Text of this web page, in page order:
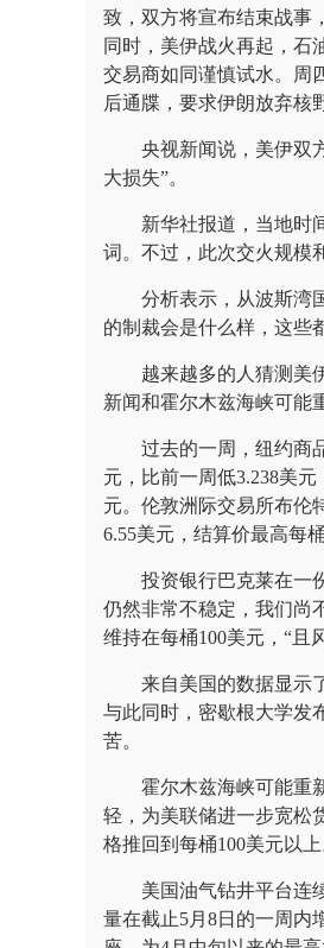
致，双方将宣布结束战事
同时，美伊战火再起，石
交易商如同谨慎试水。周
后通牒，要求伊朗放弃核
央视新闻说，美伊双
大损失”。
新华社报道，当地时
词。不过，此次交火规模
分析表示，从波斯湾
的制裁会是什么样，这些
越来越多的人猜测美
新闻和霍尔木兹海峡可能
过去的一周，纽约商
元，比前一周低3.238美
元。伦敦洲际交易所布伦
6.55美元，结算价最高每
投资银行巴克莱在一
仍然非常不稳定，我们尚
维持在每桶100美元，“且
来自美国的数据显示
与此同时，密歇根大学发
苦。
霍尔木兹海峡可能重
轻，为美联储进一步宽松
格推回到每桶100美元以上
美国油气钻井平台连
量在截止5月8日的一周内